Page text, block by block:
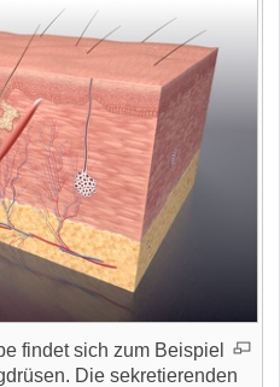
findet sich zum Beispiel
Die sekretierenden